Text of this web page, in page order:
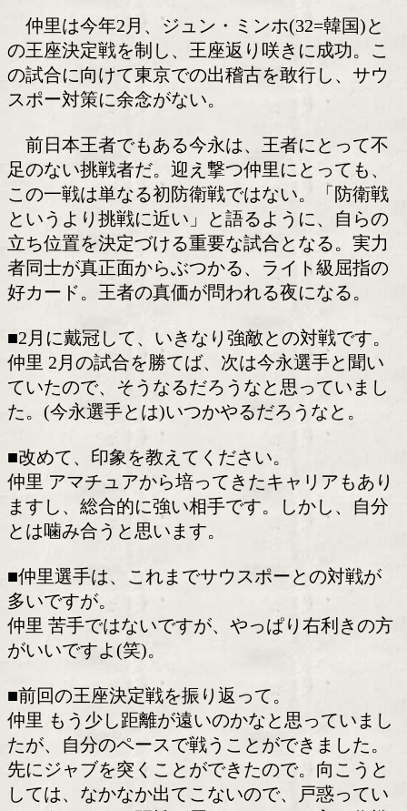
OPBF東洋太平洋ライト級王者の仲里
オキナワ)は、6月7日(日)、大阪市立住
ンターで開催される「コスメフェリー
ムラビ presents You will be the Champion
メインイベントで、同級1位の今永虎雅
橋)を迎え、初防衛戦に臨む。
仲里は今年2月、ジュン・ミンホ(32=
の王座決定戦を制し、王座返り咲きに
の試合に向けて東京での出稽古を敢行
スポー対策に余念がない。
前日本王者でもある今永は、王者にと
足のない挑戦者だ。迎え撃つ仲里にと
この一戦は単なる初防衛戦ではない。
というより挑戦に近い」と語るように
立ち位置を決定づける重要な試合とな
者同士が真正面からぶつかる、ライト
好カード。王者の真価が問われる夜に
■2月に戴冠して、いきなり強敵との対
仲里 2月の試合を勝てば、次は今永選手
ていたので、そうなるだろうなと思っ
た。(今永選手とは)いつかやるだろうな
■改めて、印象を教えてください。
仲里 アマチュアから培ってきたキャリ
ますし、総合的に強い相手です。しか